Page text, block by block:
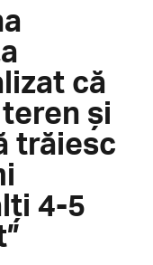
că
și
trăiesc
4-5